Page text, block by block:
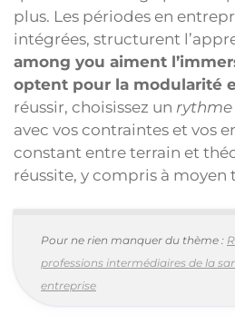
plus. Les périodes en
intégrées, structurent
among you aiment
optent pour la modularité
réussir, choisissez un
avec vos contraintes et vos
constant entre terrain et
réussite, y compris à moyen
Pour ne rien manquer du thème :
professions intermédiaires de la
entreprise